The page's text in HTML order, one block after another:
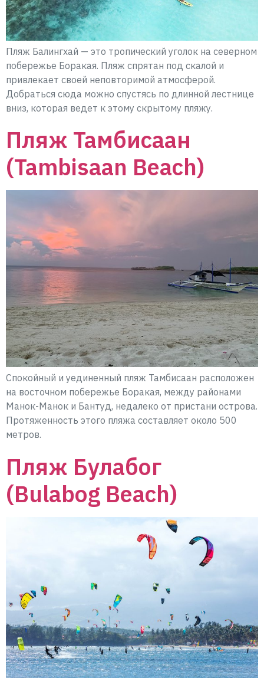
Пляж Балингхай — это тропический уголок на северном
побережье Боракая. Пляж спрятан под скалой и
привлекает своей неповторимой атмосферой.
Добраться сюда можно спустясь по длинной лестнице
вниз, которая ведет к этому скрытому пляжу.
Пляж Тамбисаан
(Tambisaan Beach)
Спокойный и уединенный пляж Тамбисаан расположен
на восточном побережье Боракая, между районами
Манок-Манок и Бантуд, недалеко от пристани острова.
Протяженность этого пляжа составляет около 500
метров.
Пляж Булабог
(Bulabog Beach)